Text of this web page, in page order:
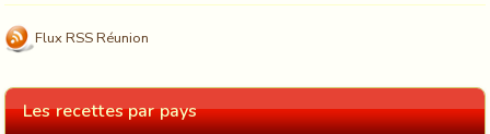
Flux RSS Réunion
Les recettes par pays